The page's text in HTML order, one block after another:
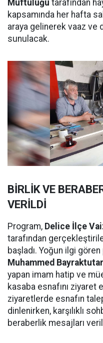
Müftülüğü tarafından
kapsamında her hafta
araya gelinerek vaaz ve
sunulacak.
BİRLİK VE
VERİLDİ
Program, Delice İlçe
tarafından
başladı. Yoğun ilgi gören
Muhammed Bayraktutar
yapan imam hatip ve
kasaba esnafını
ziyaretlerde esnafın
dinlenirken, karşılıklı
beraberlik mesajları